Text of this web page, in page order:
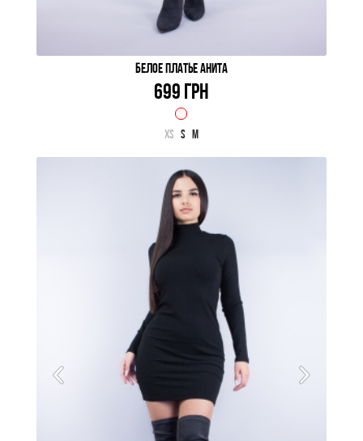
БЕЛОЕ ПЛАТЬЕ АНИТА
699 ГРН
XS S M